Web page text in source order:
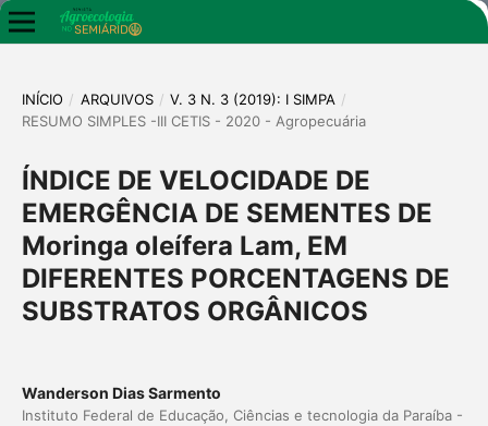
INÍCIO / ARQUIVOS / V. 3 N. 3 (2019): I SIMPA /
RESUMO SIMPLES -III CETIS - 2020 - Agropecuária
ÍNDICE DE VELOCIDADE DE
EMERGÊNCIA DE SEMENTES DE
Moringa oleífera Lam, EM
DIFERENTES PORCENTAGENS DE
SUBSTRATOS ORGÂNICOS
Wanderson Dias Sarmento
Instituto Federal de Educação, Ciências e tecnologia da Paraíba -